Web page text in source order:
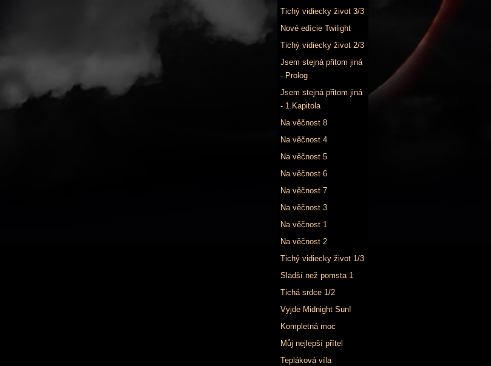
Tichý vidiecky život 3/3
Nové edície Twilight
Tichý vidiecky život 2/3
Jsem stejná přitom jiná
- Prolog
Jsem stejná přitom jiná
- 1.Kapitola
Na věčnost 8
Na věčnost 4
Na věčnost 5
Na věčnost 6
Na věčnost 7
Na věčnost 3
Na věčnost 1
Na věčnost 2
Tichý vidiecky život 1/3
Sladší než pomsta 1
Tichá srdce 1/2
Vyjde Midnight Sun!
Kompletná moc
Můj nejlepší přítel
Tepláková víla